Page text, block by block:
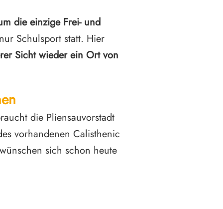
die einzige Frei- und
Schulsport statt. Hier
Sicht wieder ein Ort von
die Pliensauvorstadt
vorhandenen Calisthenic
sich schon heute